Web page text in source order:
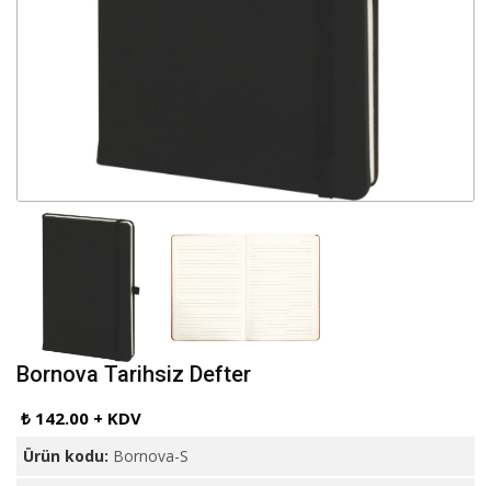
Bornova Tarihsiz Defter
₺ 142.00 + KDV
Ürün kodu: Bornova-S